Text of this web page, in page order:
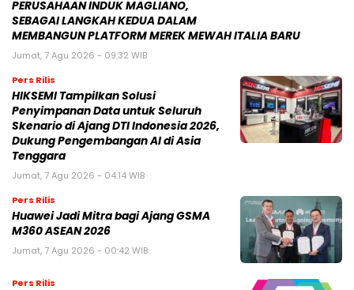
PERUSAHAAN INDUK MAGLIANO,
SEBAGAI LANGKAH KEDUA DALAM
MEMBANGUN PLATFORM MEREK MEWAH ITALIA BARU
Jumat, 7 Agu 2026 - 09:32 WIB
Pers Rilis
HIKSEMI Tampilkan Solusi
Penyimpanan Data untuk Seluruh
Skenario di Ajang DTI Indonesia 2026,
Dukung Pengembangan AI di Asia
Tenggara
Jumat, 7 Agu 2026 - 04:14 WIB
Pers Rilis
Huawei Jadi Mitra bagi Ajang GSMA
M360 ASEAN 2026
Jumat, 7 Agu 2026 - 00:42 WIB
Pers Rilis